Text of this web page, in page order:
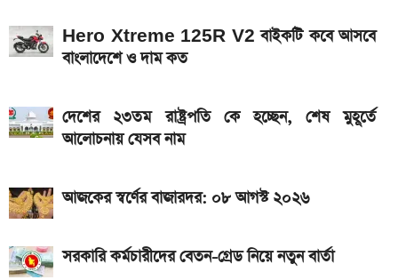
ভালভ ইঞ্জিন ও TFT ডিসপ্লে
Hero Xtreme 125R V2 বাইকটি কবে আসবে
বাংলাদেশে ও দাম কত
দেশের ২৩তম রাষ্ট্রপতি কে হচ্ছেন, শেষ মুহূর্তে
আলোচনায় যেসব নাম
আজকের স্বর্ণের বাজারদর: ০৮ আগস্ট ২০২৬
সরকারি কর্মচারীদের বেতন-গ্রেড নিয়ে নতুন বার্তা